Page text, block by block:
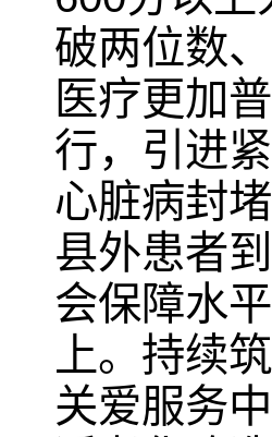
破两位数
医疗更加
行，引进
心脏病封
县外患者
会保障水
上。持续
关爱服务